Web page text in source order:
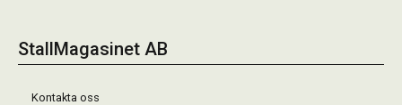
StallMagasinet AB
Kontakta oss